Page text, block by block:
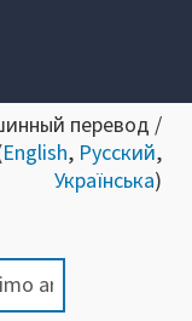
перевод /
English, Русский,
Українська)